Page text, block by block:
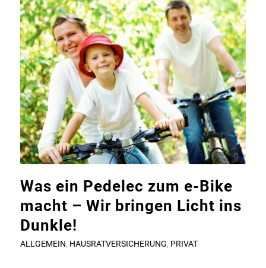
Was ein Pedelec zum e-Bike
macht – Wir bringen Licht ins
Dunkle!
ALLGEMEIN, HAUSRATVERSICHERUNG, PRIVAT